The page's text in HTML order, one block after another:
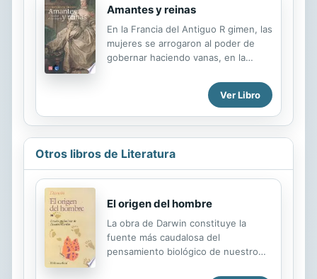
Amantes y reinas
En la Francia del Antiguo R gimen, las
mujeres se arrogaron al poder de
gobernar haciendo vanas, en la
se los negaban. Junto a las reinas las
poderos simas amantes reales
ejercieron una enorme influencia
sobre los equilibrios políticos de la
conocimientos y una singular
capacidad narrativa, nos cuenta la
Ver Libro
Otros libros de Literatura
El origen del hombre
La obra de Darwin constituye la
fuente más caudalosa del
pensamiento biológico de nuestro